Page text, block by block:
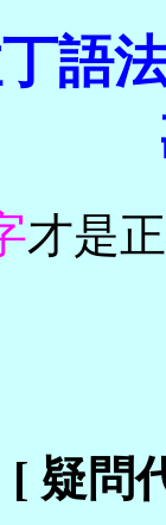
丁語
才是
[ 疑問